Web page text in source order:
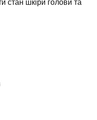
стан шкіри голови та